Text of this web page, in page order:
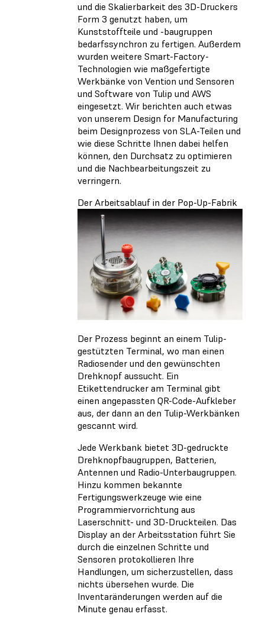
und die Skalierbarkeit des 3D-Druckers
Form 3 genutzt haben, um
Kunststoffteile und -baugruppen
bedarfssynchron zu fertigen. Außerdem
wurden weitere Smart-Factory-
Technologien wie maßgefertigte
Werkbänke von Vention und Sensoren
und Software von Tulip und AWS
eingesetzt. Wir berichten auch etwas
von unserem Design for Manufacturing
beim Designprozess von SLA-Teilen und
wie diese Schritte Ihnen dabei helfen
können, den Durchsatz zu optimieren
und die Nachbearbeitungszeit zu
verringern.
Der Arbeitsablauf in der Pop-Up-Fabrik
Der Prozess beginnt an einem Tulip-
gestützten Terminal, wo man einen
Radiosender und den gewünschten
Drehknopf aussucht. Ein
Etikettendrucker am Terminal gibt
einen angepassten QR-Code-Aufkleber
aus, der dann an den Tulip-Werkbänken
gescannt wird.
Jede Werkbank bietet 3D-gedruckte
Drehknopfbaugruppen, Batterien,
Antennen und Radio-Unterbaugruppen.
Hinzu kommen bekannte
Fertigungswerkzeuge wie eine
Programmiervorrichtung aus
Laserschnitt- und 3D-Druckteilen. Das
Display an der Arbeitsstation führt Sie
durch die einzelnen Schritte und
Sensoren protokollieren Ihre
Handlungen, um sicherzustellen, dass
nichts übersehen wurde. Die
Inventaränderungen werden auf die
Minute genau erfasst.